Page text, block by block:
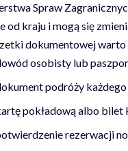
Spraw
od kraju i mogą się
dokumentowej warto
osobisty lub
podróży
pokładową albo bilet
rezerwacji